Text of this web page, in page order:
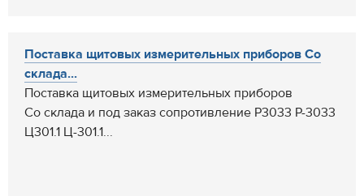
Поставка щитовых измерительных приборов Со
склада...
Поставка щитовых измерительных приборов
Со склада и под заказ сопротивление Р3033 Р-3033
Ц301.1 Ц-301.1...